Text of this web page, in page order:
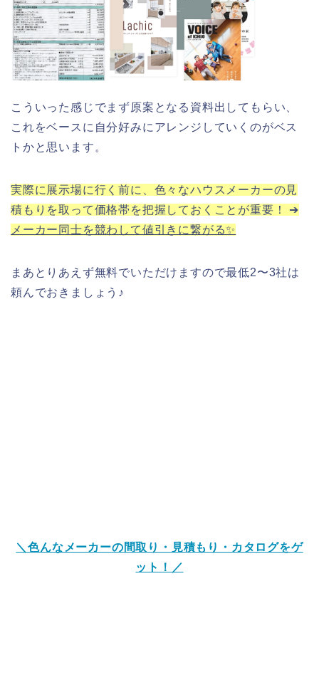
こういった感じでまず原案となる資料出してもらい、
これをベースに自分好みにアレンジしていくのがベス
トかと思います。
実際に展示場に行く前に、色々なハウスメーカーの見
積もりを取って価格帯を把握しておくことが重要！ ➔
メーカー同士を競わして値引きに繋がる✨
まあとりあえず無料でいただけますので最低2〜3社は
頼んでおきましょう♪
＼色んなメーカーの間取り・見積もり・カタログをゲ
ット！／